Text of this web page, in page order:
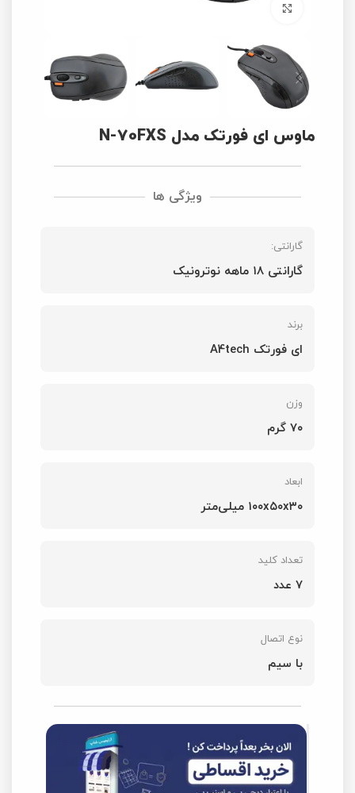
برای بزرگنمایی کلیک کنید
ماوس ای فورتک مدل N-70FXS
ویژگی ها
گارانتی:
گارانتی ۱۸ ماهه نوترونیک
برند
ای فورتک A4tech
وزن
۷۰ گرم
ابعاد
۱۰۰x۵۰x۳۰ میلی‌متر
تعداد کلید
7 عدد
نوع اتصال
با سیم